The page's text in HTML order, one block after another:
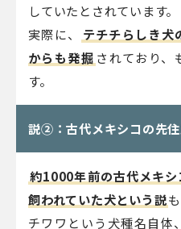
していたとされています。
実際に、
テチチらしき犬
からも発掘 されており、
す。
説②：古代メキシコの先
約1000年前の古代メキ
飼われていた犬という説
チワワという犬種名自体